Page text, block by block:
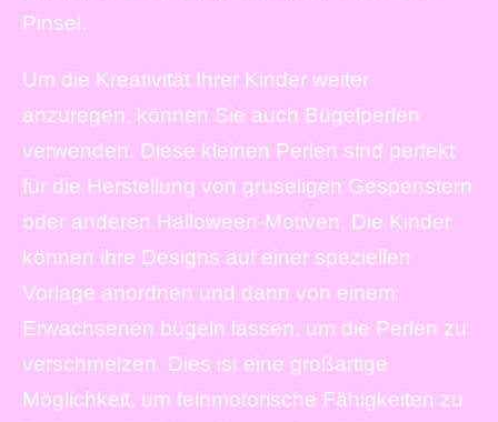
Pinsel.
Um die Kreativität Ihrer Kinder weiter
anzuregen, können Sie auch Bügelperlen
verwenden. Diese kleinen Perlen sind perfekt
für die Herstellung von gruseligen Gespenstern
oder anderen Halloween-Motiven. Die Kinder
können ihre Designs auf einer speziellen
Vorlage anordnen und dann von einem
Erwachsenen bügeln lassen, um die Perlen zu
verschmelzen. Dies ist eine großartige
Möglichkeit, um feinmotorische Fähigkeiten zu